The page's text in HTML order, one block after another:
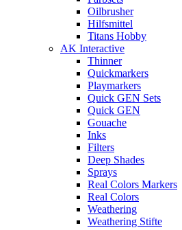
Oilbrusher
Hilfsmittel
Titans Hobby
AK Interactive
Thinner
Quickmarkers
Playmarkers
Quick GEN Sets
Quick GEN
Gouache
Inks
Filters
Deep Shades
Sprays
Real Colors Markers
Real Colors
Weathering
Weathering Stifte